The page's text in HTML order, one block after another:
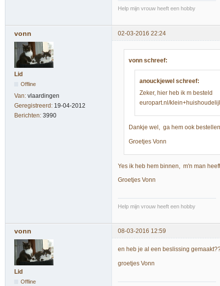
Help mijn vrouw heeft een hobby
vonn 02-03-2016 22:24
Lid
Offline
Van: vlaardingen
Geregistreerd: 19-04-2012
Berichten: 3990
vonn schreef:
anouckjewel schreef:
Zeker, hier heb ik m besteld
europart.nl/
Dankje wel, ga hem ook
Groetjes Vonn
Yes ik heb hem binnen, m'n man
Groetjes Vonn
Help mijn vrouw heeft een hobby
vonn 08-03-2016 12:59
Lid
Offline
en heb je al een beslissing
groetjes Vonn